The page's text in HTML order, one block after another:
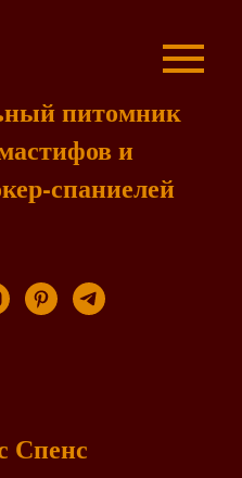
питомник
и
спаниелей
Спенс